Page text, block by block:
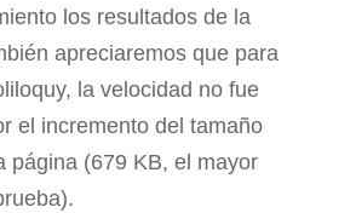
los resultados de la
apreciaremos que para
la velocidad no fue
el incremento del tamaño
página (679 KB, el mayor